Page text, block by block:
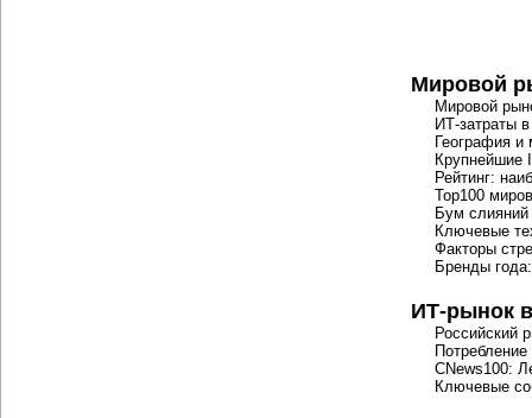
Мировой
Мировой
ИТ-затраты
География
Крупнейшие
Рейтинг:
Top100
Бум
Ключевые
Факторы
Бренды
ИТ-рынок
Российский
CNews100:
Ключевые